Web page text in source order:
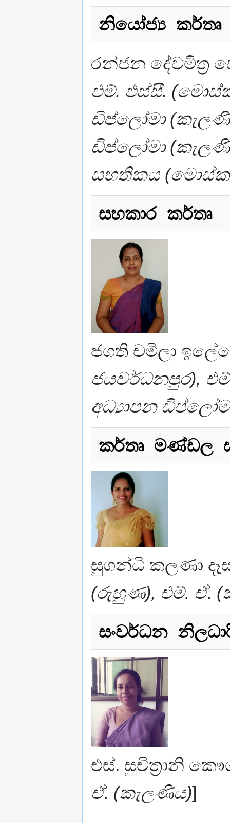
නියෝජ්‍ය කර්තෘ
රන්ජන දේවමිත‍්‍ර
එම්. එස්සී.
ඩිප්ලෝමා
ඩිප්ලෝමා
සහතිකය
සහකාර කර්තෘ
ජගති චමිලා
ජයවර්ධනපුර),
අධ්‍යාපන
කර්තෘ මණ්ඩල
සුගන්ධි කලණා
(රුහුණ), එම්. ඒ.
සංවර්ධන
එස්. සුචිත්‍රානි
ඒ. (කැලණිය)]